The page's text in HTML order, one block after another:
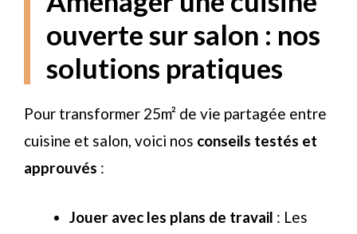
ouverte sur salon : nos
solutions pratiques
Pour transformer 25m² de vie partagée entre
cuisine et salon, voici nos conseils testés et
approuvés :
Jouer avec les plans de travail : Les